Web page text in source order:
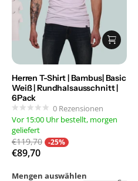
Herren T-Shirt | Bambus| Basic
Weiß | Rundhalsausschnitt |
6Pack
0 Rezensionen
Vor 15:00 Uhr bestellt, morgen
geliefert
€119,70 -25%
€89,70
Mengen auswählen